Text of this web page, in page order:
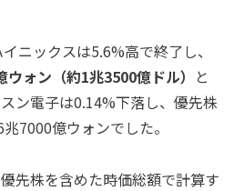
ニックスは5.6%高で終了し、
ォン（約1兆3500億ドル） と
ン電子は0.14%下落し、優先株
7000億ウォンでした。
先株を含めた時価総額で計算す